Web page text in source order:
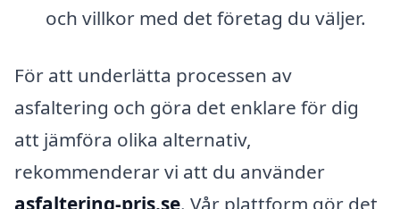
och villkor med det företag du väljer.
För att underlätta processen av
asfaltering och göra det enklare för dig
att jämföra olika alternativ,
rekommenderar vi att du använder
asfaltering-pris.se. Vår plattform gör det